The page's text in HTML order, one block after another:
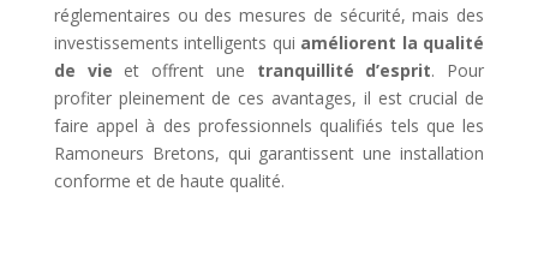
réglementaires ou des mesures de sécurité, mais des
investissements intelligents qui améliorent la qualité
de vie et offrent une tranquillité d’esprit. Pour
profiter pleinement de ces avantages, il est crucial de
faire appel à des professionnels qualifiés tels que les
Ramoneurs Bretons, qui garantissent une installation
conforme et de haute qualité.